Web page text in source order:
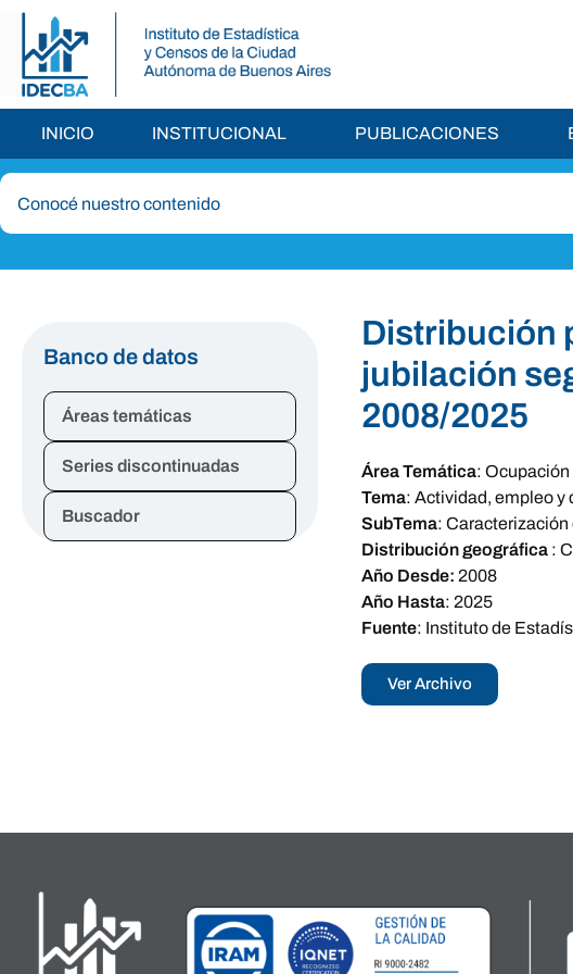
INICIO INSTITUCIONAL PUBLICACIONES
Banco de datos
Áreas temáticas
Series discontinuadas
Buscador
Distribución
jubilación
2008/2025
Área Temática: Ocupación
Tema: Actividad, empleo y
SubTema: Caracterización
Distribución geográfica :
Año Desde: 2008
Año Hasta: 2025
Fuente: Instituto de
Ver Archivo